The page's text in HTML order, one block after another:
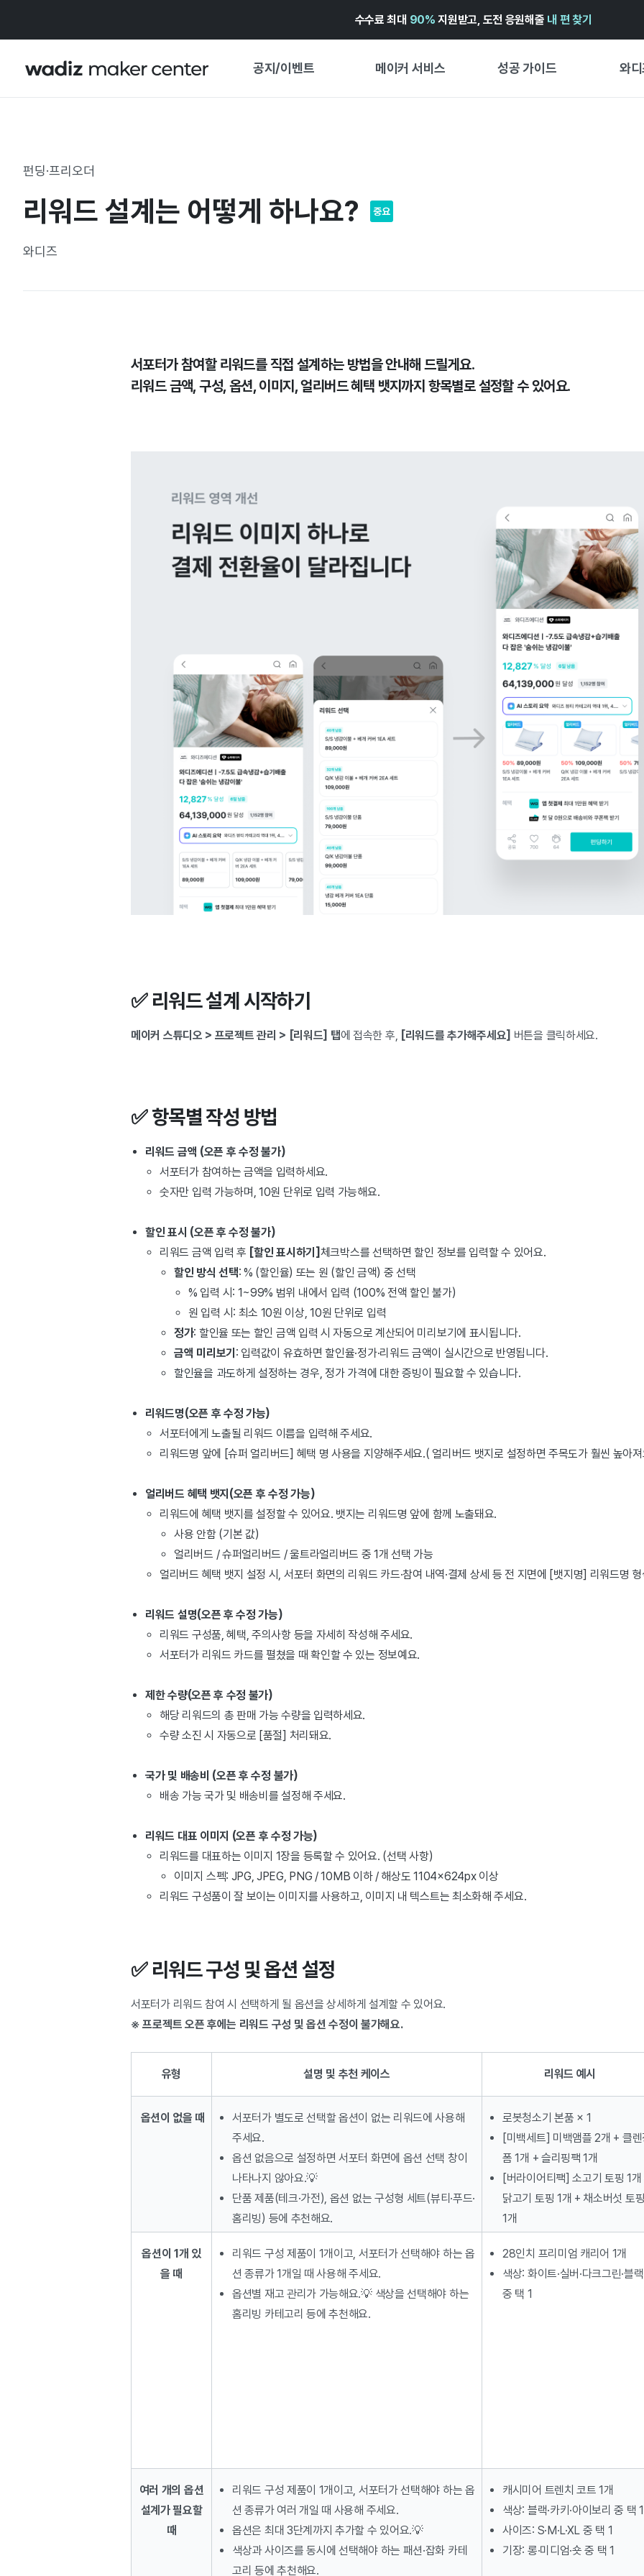
수수료 최대 90% 지원받고, 도전 응원해줄 내 편 찾기
공지/이벤트 메이커 서비스 성공 가이드 와
기획전 캘린더
와디즈 어워즈 ↗︎
펀딩·프리오더
리워드 설계는 어떻게 하나요? 중요
와디즈
서포터가 참여할 리워드를 직접 설계하는 방법을 안내해 드릴게요.
리워드 금액, 구성, 옵션, 이미지, 얼리버드 혜택 뱃지까지 항목별로 설정할 수 있어요.
✅ 리워드 설계 시작하기
메이커 스튜디오 > 프로젝트 관리 > [리워드] 탭에 접속한 후, [리워드를 추가해주세요] 버튼을 클릭하세요.
✅ 항목별 작성 방법
리워드 금액 (오픈 후 수정 불가)
서포터가 참여하는 금액을 입력하세요.
숫자만 입력 가능하며, 10원 단위로 입력 가능해요.
할인 표시 (오픈 후 수정 불가)
리워드 금액 입력 후 [할인 표시하기] 체크박스를 선택하면 할인 정보를 입력할 수 있어요.
할인 방식 선택: % (할인율) 또는 원 (할인 금액) 중 선택
% 입력 시: 1~99% 범위 내에서 입력 (100% 전액 할인 불가)
원 입력 시: 최소 10원 이상, 10원 단위로 입력
정가: 할인율 또는 할인 금액 입력 시 자동으로 계산되어 미리보기에 표시됩니다.
금액 미리보기 : 입력값이 유효하면 할인율·정가·리워드 금액이 실시간으로 반영됩니다.
할인율을 과도하게 설정하는 경우, 정가 가격에 대한 증빙이 필요할 수 있습니다.
리워드명(오픈 후 수정 가능)
서포터에게 노출될 리워드 이름을 입력해 주세요.
리워드명 앞에 [슈퍼 얼리버드] 혜택 명 사용을 지양해주세요.( 얼리버드 뱃지로 설정하면 주목도가 훨씬 높아져
얼리버드 혜택 뱃지(오픈 후 수정 가능)
리워드에 혜택 뱃지를 설정할 수 있어요. 뱃지는 리워드명 앞에 함께 노출돼요.
사용 안함 (기본 값)
얼리버드 / 슈퍼얼리버드 / 울트라얼리버드 중 1개 선택 가능
얼리버드 혜택 뱃지 설정 시, 서포터 화면의 리워드 카드·참여 내역·결제 상세 등 전 지면에 [뱃지명] 리워드명
리워드 설명(오픈 후 수정 가능)
리워드 구성품, 혜택, 주의사항 등을 자세히 작성해 주세요.
서포터가 리워드 카드를 펼쳤을 때 확인할 수 있는 정보예요.
제한 수량(오픈 후 수정 불가)
해당 리워드의 총 판매 가능 수량을 입력하세요.
수량 소진 시 자동으로 [품절] 처리돼요.
국가 및 배송비 (오픈 후 수정 불가)
배송 가능 국가 및 배송비를 설정해 주세요.
리워드 대표 이미지 (오픈 후 수정 가능)
리워드를 대표하는 이미지 1장을 등록할 수 있어요. (선택 사항)
이미지 스펙: JPG, JPEG, PNG / 10MB 이하 / 해상도 1104×624px 이상
리워드 구성품이 잘 보이는 이미지를 사용하고, 이미지 내 텍스트는 최소화해 주세요.
✅ 리워드 구성 및 옵션 설정
서포터가 리워드 참여 시 선택하게 될 옵션을 상세하게 설계할 수 있어요.
※ 프로젝트 오픈 후에는 리워드 구성 및 옵션 수정이 불가해요.
유형 설명 및 추천 케이스 리워드 예시
옵션이 없을 때
서포터가 별도로 선택할 옵션이 없는 리워드에 사용해
주세요.
옵션 없음으로 설정하면 서포터 화면에 옵션 선택 창이
나타나지 않아요.💡
단품 제품(테크·가전), 옵션 없는 구성형 세트(뷰티·푸드·
홈리빙) 등에 추천해요.
로봇청소기 본품 × 1
[미백세트] 미백앰플 2개 + 클렌
폼 1개 + 슬리핑팩 1개
[버라이어티팩] 소고기 토핑 1개
닭고기 토핑 1개 + 채소버섯 토핑
1개
옵션이 1개 있
을 때
리워드 구성 제품이 1개이고, 서포터가 선택해야 하는 옵
션 종류가 1개일 때 사용해 주세요.
옵션별 재고 관리가 가능해요.💡 색상을 선택해야 하는
홈리빙 카테고리 등에 추천해요.
28인치 프리미엄 캐리어 1개
색상: 화이트·실버·다크그린·블랙
중 택 1
여러 개의 옵션
설계가필요할
때
리워드 구성 제품이 1개이고, 서포터가 선택해야 하는 옵
션 종류가 여러 개일 때 사용해 주세요.
옵션은 최대 3단계까지 추가할 수 있어요.💡
색상과 사이즈를 동시에 선택해야 하는 패션·잡화 카테
고리 등에 추천해요.
캐시미어 트렌치 코트 1개
색상: 블랙·카키·아이보리 중 택 1
사이즈: S·M·L·XL 중 택 1
기장: 롱·미디엄·숏 중 택 1